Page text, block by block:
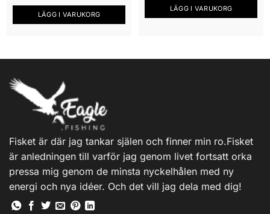
LÄGG I VARUKORG
LÄGG I VARUKORG
Fisket är där jag tankar själen och finner min ro.Fisket
är anledningen till varför jag genom livet fortsatt orka
pressa mig genom de minsta nyckelhålen med ny
energi och nya idéer. Och det vill jag dela med dig!